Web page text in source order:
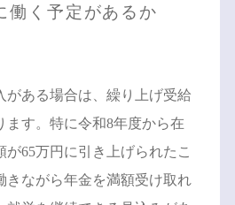
働く予定があるか
がある場合は、繰り上げ受給
ます。特に令和8年度から在
65万円に引き上げられたこ
きながら年金を満額受け取れ